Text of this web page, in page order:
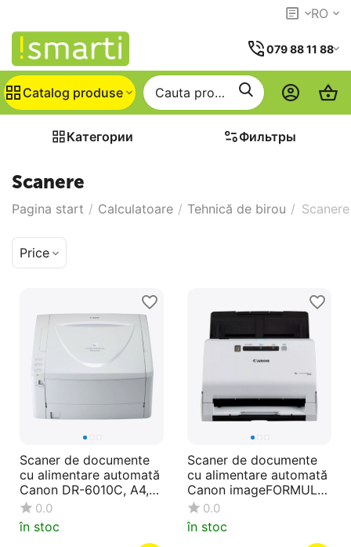
RO
079 88 11 88
Catalog produse
Категории Фильтры
Scanere
Pagina start / Calculatoare / Tehnică de birou / Scanere
Price
Scaner de documente
cu alimentare automată
Canon DR-6010C, A4,
Alb0.0
în stoc
Scaner de documente
cu alimentare automată
Canon imageFORMULA
R40, A4, Alb
0.0
în stoc